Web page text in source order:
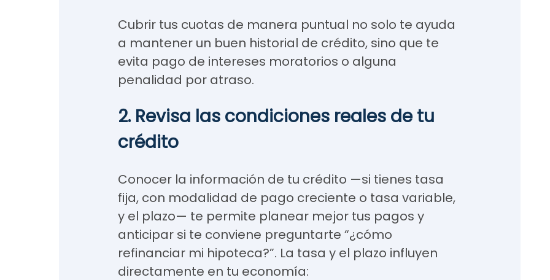
Cubrir tus cuotas de manera puntual no solo te ayuda
a mantener un buen historial de crédito, sino que te
evita pago de intereses moratorios o alguna
penalidad por atraso.
2. Revisa las condiciones reales de tu
crédito
Conocer la información de tu crédito —si tienes tasa
fija, con modalidad de pago creciente o tasa variable,
y el plazo— te permite planear mejor tus pagos y
anticipar si te conviene preguntarte “¿cómo
refinanciar mi hipoteca?”. La tasa y el plazo influyen
directamente en tu economía: